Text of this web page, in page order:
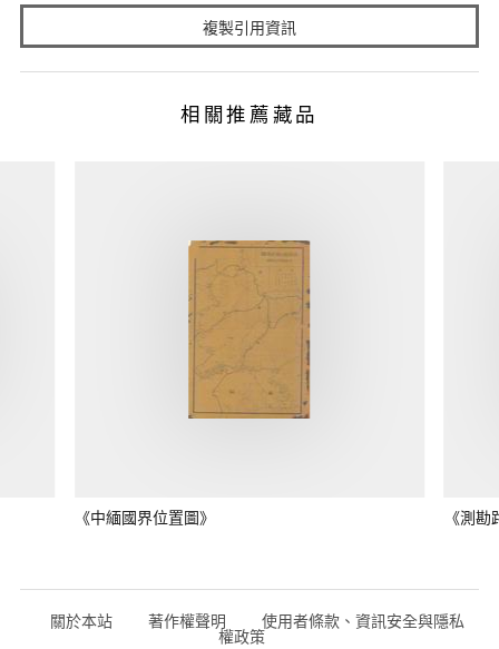
複製引用資訊
相關推薦藏品
《中緬國界位置圖》 《測
關於本站 著作權聲明 使用者條款、資訊安全與隱私
權政策